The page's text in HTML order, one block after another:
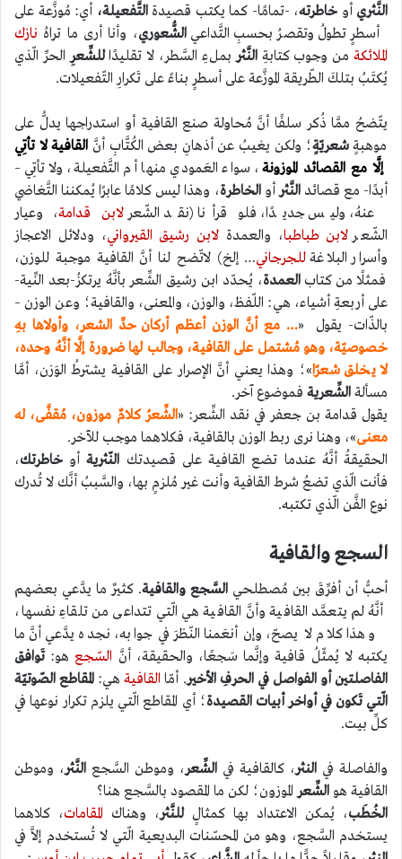
النَّثري أو خاطرته، -تمامًا- كما يكتب قصيدةالتَّفعيلة، أي: مُوزَّعة على
أسطرٍ تطولُ وتقصرُ بحسبِ التَّداعيالشُّعوري، وأنا أرى ما تراهُ نازك
الملائكةمن وجوب كتابةِالنَّثربملءِ السَّطر، لا تقليدًاللشِّعرِالحرِّ الّذي
يُكتَبُ بتلكَ الطّريقة الموزَّعة على أسطرٍ بناءً على تَكرارِ التّفعيلات.
يتّضحُ ممَّا ذُكر سلفًا أنَّ مُحاولة صنع القافية أو استدراجها يدلُّ على
موهبةٍ شعريّةٍ؛ ولكن يغيبُ عن أذهانِ بعض الكُتَّابِ أنَّ القافية لا تأتِي
إلَّا مع القصائد الموزونة ، سواء العَمودي منها أم التَّفعيلة، ولا تأتِي –
أبدًا- مع قصائدالنَّثرأوالخاطرة، وهذا ليس كلامًا عابرًا يُمكننا التَّغاضي
عنهُ، وليس جديدًا، فلو قرأنا (نقد الشّعرلابن قدامة، وعيار
الشّعرلابن طباطبا، والعمدة لابن رشيق القيرواني، ودلائل الاعجاز
وأسرار البلاغة للجرجاني… إلخ) لاتّضح لنا أنَّ القافية موجبة للوزن،
فمثلًا من كتابالعمدة، يُحدّد ابن رشيق الشِّعر بأنَّهُ يرتكزُ-بعد النِّية-
على أربعةِ أشياء، هي: اللّفظ، والوزن، والمعنى، والقافية؛ وعن الوزن –
بالذّات- يقول «… مع أنَّ الوزن أعظم أركان حدِّ الشعر، وأولاها بهِ
خصوصيّة، وهو مُشتمل على القافية، وجالب لها ضرورة إلَّا أنَّهُ وحده،
لا يخلق شعرًا»؛ وهذا يعني أنَّ الإصرار على القافية يشترطُ الوَزن، أمَّا
مسألة الشِّعرية فموضوع آخر.
يقول قدامة بن جعفر في نقد الشِّعر: «الشِّعرُ كلامٌ موزون، مُقفَّى، له
معنى»، وهنا نرى ربط الوزن بالقافية، فكلاهما موجب للآخر.
الحقيقةُ أنَّهُ عندما تضع القافية على قصيدتك النّثريةأو خاطرتك،
فأنت الّذي تضعُ شرط القافية وأنت غير مُلزمٍ بها، والسَّببُ أنَّك لا تُدرك
نوع الفَّن الّذي تكتبه.
السجع والقافية
أحبُّ أن أفرِّقَ بين مُصطلحي السَّجع والقافية. كثيرٌ ما يدَّعي بعضهم
أنَّهُ لم يتعمَّد القافية وأنَّ القافية هي الّتي تتداعى من تلقاءِ نفسها،
وهذا كلام لا يصحّ، وإن أنعَمنا النّظرَ في جوابه، نجده يدَّعي أنَّ ما
يكتبه لا يُمثّلُ قافية وإنَّما سَجعًا، والحقيقة، أنَّ السّجعهو:تَوافق
الفاصلتين أو الفواصل في الحرفِ الأخير. أمّا القافيةهي: المقاطع الصّوتيّة
الّتي تَكون في أواخر أبيات القصيدة ؛ أي المقاطع الّتي يلزم تكرار نوعها في
كلِّ بيت.
والفاصلة في النثر، كالقافية في الشِّعر ، وموطن السَّجع النَّثر، وموطن
القافية هو الشِّعر الموزون؛ لكن ما المقصود بالسَّجع هنا؟
الخُطَب، يُمكن الاعتداد بها كمثالٍللنَّثر، وهناك المقامات، كلاهما
يستخدم السَّجع، وهو من المحسّنات البديعية الّتي لا تُستخدم إلاَّ في